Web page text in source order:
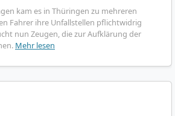
kam es in Thüringen zu mehreren
Fahrer ihre Unfallstellen pflichtwidrig
nun Zeugen, die zur Aufklärung der
Mehr lesen